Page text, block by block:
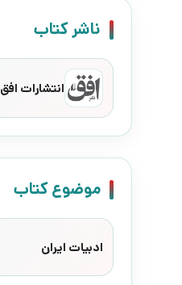
ناشر کتاب
انتشارات افق
موضوع کتاب
ادبیات ایران